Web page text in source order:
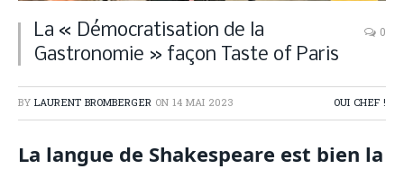
La « Démocratisation de la
Gastronomie » façon Taste of Paris
0
BY LAURENT BROMBERGER ON 14 MAI 2023 OUI CHEF !
La langue de Shakespeare est bien la